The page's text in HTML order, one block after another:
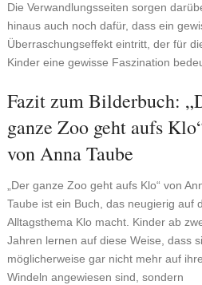
Die Verwandlungsseiten sorgen
hinaus auch noch dafür, dass ein
Überraschungseffekt eintritt, der für
Kinder eine gewisse Faszination
Fazit zum Bilderbuch:
ganze Zoo geht aufs
von Anna Taube
„Der ganze Zoo geht aufs Klo“ von
Taube ist ein Buch, das neugierig auf
Alltagsthema Klo macht. Kinder ab
Jahren lernen auf diese Weise, dass
möglicherweise gar nicht mehr auf ihre
Windeln angewiesen sind, sondern